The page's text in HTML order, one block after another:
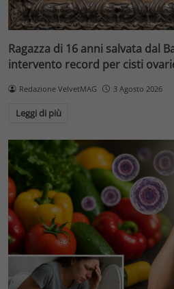
Ragazza di 16 anni salvata dal
intervento record per cisti
Redazione VelvetMAG 3 Agosto 2026
Leggi di più